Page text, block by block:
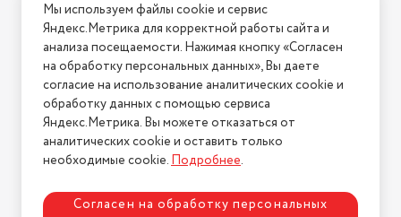
6.1 кг
Особенности кондиционера
Режим проветривания
Длина товара в упаковке, в
метрах
0.49
Ширина товара в упаковке, в
метрах
0.25
метрах
0.36
Условия возврата
Нашли ошибку на сайте? Напишите нам
2026 © Интернет-магазин "АстМаркет". У нас есть всё!
Политика конфиденциальности
Мы используем файлы cookie и сервис
Яндекс.Метрика для корректной работы сайта и
анализа посещаемости. Нажимая кнопку «Согласен
на обработку персональных данных», Вы даете
согласие на использование аналитических cookie и
обработку данных с помощью сервиса
Яндекс.Метрика. Вы можете отказаться от
аналитических cookie и оставить только
необходимые cookie.Подробнее.
Согласен на обработку персональных